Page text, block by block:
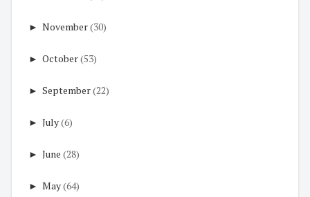
► November(30)
► October(53)
► September(22)
► July(6)
► June (28)
► May(64)